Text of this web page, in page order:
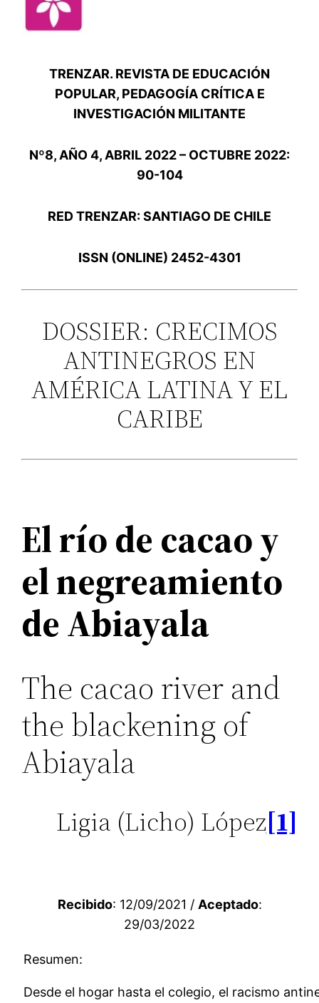
TRENZAR. REVISTA DE EDUCACIÓN
POPULAR, PEDAGOGÍA CRÍTICA E
INVESTIGACIÓN MILITANTE
Nº8, AÑO 4, ABRIL 2022 – OCTUBRE 2022:
90-104
RED TRENZAR: SANTIAGO DE CHILE
ISSN (ONLINE) 2452-4301
DOSSIER: CRECIMOS
ANTINEGROS EN
AMÉRICA LATINA Y EL
CARIBE
El río de cacao y
el negreamiento
de Abiayala
The cacao river and
the blackening of
Abiayala
Ligia (Licho) López[1]
Recibido: 12/09/2021 / Aceptado:
29/03/2022
Resumen:
Desde el hogar hasta el colegio, el racismo